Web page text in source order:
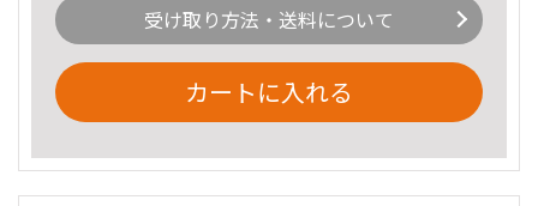
受け取り方法・送料について
カートに入れる